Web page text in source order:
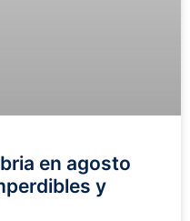
en agosto
y